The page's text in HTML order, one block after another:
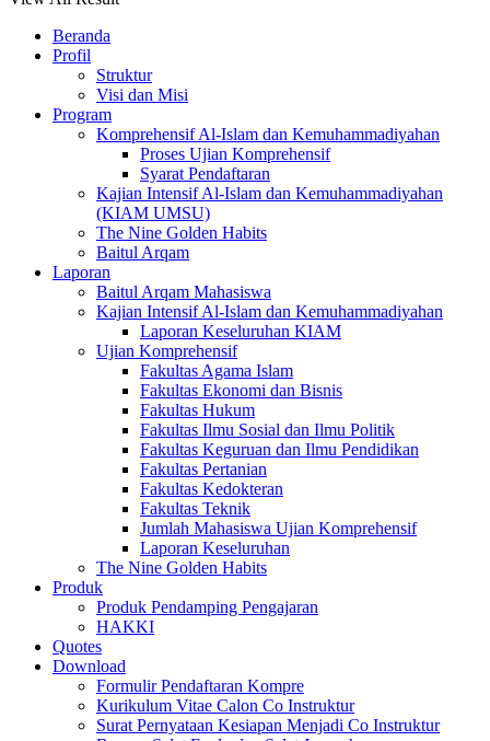
Beranda
Profil
Struktur
Visi dan Misi
Program
Komprehensif Al-Islam dan Kemuhammadiyahan
Proses Ujian Komprehensif
Syarat Pendaftaran
Kajian Intensif Al-Islam dan Kemuhammadiyahan
(KIAM UMSU)
The Nine Golden Habits
Baitul Arqam
Laporan
Baitul Arqam Mahasiswa
Kajian Intensif Al-Islam dan Kemuhammadiyahan
Laporan Keseluruhan KIAM
Ujian Komprehensif
Fakultas Agama Islam
Fakultas Ekonomi dan Bisnis
Fakultas Hukum
Fakultas Ilmu Sosial dan Ilmu Politik
Fakultas Keguruan dan Ilmu Pendidikan
Fakultas Pertanian
Fakultas Kedokteran
Fakultas Teknik
Jumlah Mahasiswa Ujian Komprehensif
Laporan Keseluruhan
The Nine Golden Habits
Produk
Produk Pendamping Pengajaran
HAKKI
Quotes
Download
Formulir Pendaftaran Kompre
Kurikulum Vitae Calon Co Instruktur
Surat Pernyataan Kesiapan Menjadi Co Instruktur